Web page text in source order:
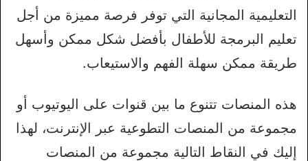
التعليمية المجانية التي توفر فرصة مميزة من أجل
تعليم البرمجة للأطفال بأفضل شكل ممكن وأسهل
طريقة ممكن سهلة الفهم والاستيعاب.
هذه المنصات تتنوع ما بين قنوات على اليوتيوب أو
مجموعة من المنصات التطوعية عبر الإنترنت، لهذا
إليك في النقاط التالية مجموعة من المنصات